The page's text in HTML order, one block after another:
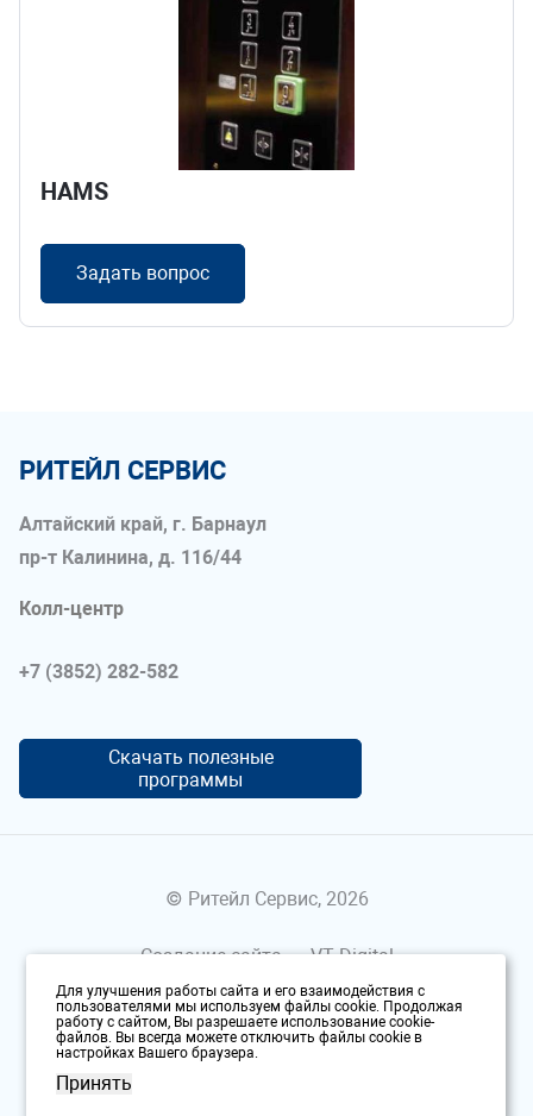
HAMS
Задать вопрос
РИТЕЙЛ СЕРВИС
Алтайский край, г. Барнаул
пр-т Калинина, д. 116/44
Колл-центр
+7 (3852) 282-582
Скачать полезные
программы
© Ритейл Сервис, 2026
Создание сайта —VT Digital
Политика конфиденциальности
Для улучшения работы сайта и его взаимодействия с
пользователями мы используем файлы cookie. Продолжая
работу с сайтом, Вы разрешаете использование cookie-
файлов. Вы всегда можете отключить файлы cookie в
настройках Вашего браузера.
Принять